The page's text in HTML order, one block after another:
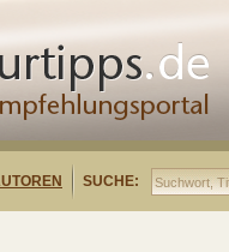
SUCHE: